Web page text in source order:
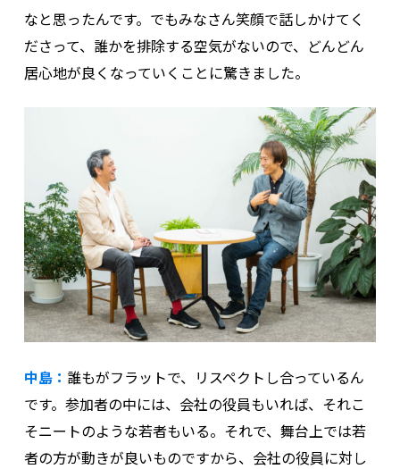
なと思ったんです。でもみなさん笑顔で話しかけてく
ださって、誰かを排除する空気がないので、どんどん
居心地が良くなっていくことに驚きました。
中島： 誰もがフラットで、リスペクトし合っているん
です。参加者の中には、会社の役員もいれば、それこ
そニートのような若者もいる。それで、舞台上では若
者の方が動きが良いものですから、会社の役員に対し